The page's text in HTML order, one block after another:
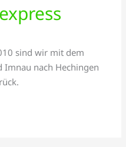
sind wir mit dem
Imnau nach Hechingen